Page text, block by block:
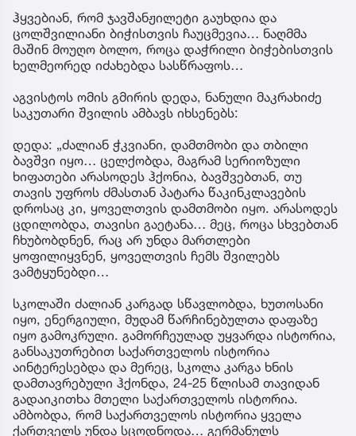
ჰყვებიან, რომ ჯავშანჟილეტი გაუხდია და
ცოლშვილიანი ბიჭისთვის ჩაუცმევია… ნაღმმა
მაშინ მოუღო ბოლო, როცა დაჭრილი ბიჭებისთვის
ხელმეორედ იძახებდა სასწრაფოს…
აგვისტოს ომის გმირის დედა, ნანული მაკრახიძე
საკუთარი შვილის ამბავს იხსენებს:
დედა: „ძალიან ჭკვიანი, დამთმობი და თბილი
ბავშვი იყო… ცელქობდა, მაგრამ სერიოზული
ხიფათები არასოდეს ჰქონია, ბავშვებთან, თუ
თავის უფროს ძმასთან პატარა წაკინკლავების
დროსაც კი, ყოველთვის დამთმობი იყო. არასოდეს
ცდილობდა, თავისი გაეტანა… მეც, როცა სხვებთან
ჩხუბობდნენ, რაც არ უნდა მართლები
ყოფილიყვნენ, ყოველთვის ჩემს შვილებს
ვამტყუნებდი…
სკოლაში ძალიან კარგად სწავლობდა, ხუთოსანი
იყო, ენერგიული, მუდამ წარჩინებულთა დაფაზე
იყო გამოკრული. გამორჩეულად უყვარდა ისტორია,
განსაკუთრებით საქართველოს ისტორია
აინტერესებდა და მერეც, სკოლა კარგა ხნის
დამთავრებული ჰქონდა, 24-25 წლისამ თავიდან
გადაიკითხა მთელი საქართველოს ისტორია.
ამბობდა, რომ საქართველოს ისტორია ყველა
ქართველს უნდა სცოდნოდა… გერმანულს